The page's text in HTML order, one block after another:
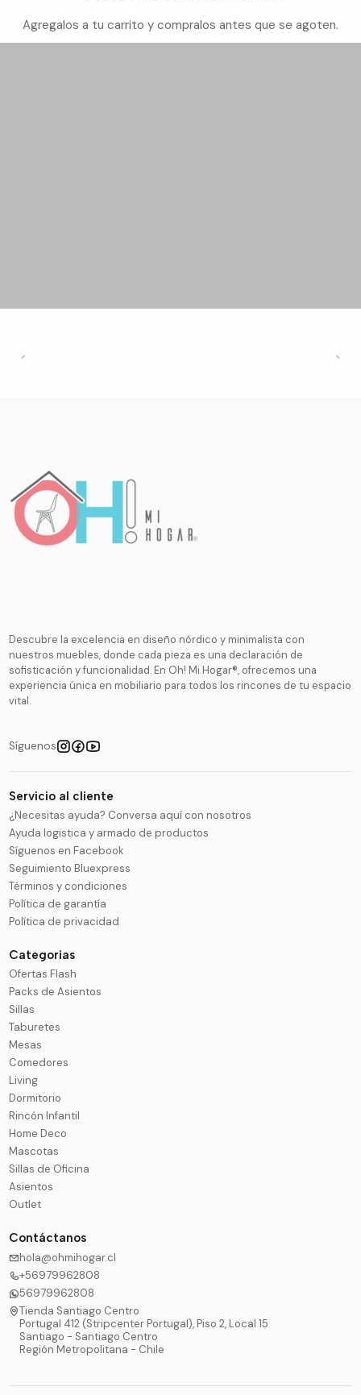
Agregalos a tu carrito y compralos antes que se agoten.
Descubre la excelencia en diseño nórdico y minimalista con
nuestros muebles, donde cada pieza es una declaración de
sofisticación y funcionalidad. En Oh! Mi Hogar®, ofrecemos una
experiencia única en mobiliario para todos los rincones de tu espacio
vital.
Síguenos
Servicio al cliente
¿Necesitas ayuda? Conversa aquí con nosotros
Ayuda logistica y armado de productos
Síguenos en Facebook
Seguimiento Bluexpress
Términos y condiciones
Política de garantía
Política de privacidad
Categorias
Ofertas Flash
Packs de Asientos
Sillas
Taburetes
Mesas
Comedores
Living
Dormitorio
Rincón Infantil
Home Deco
Mascotas
Sillas de Oficina
Asientos
Outlet
Contáctanos
hola@ohmihogar.cl
+56979962808
56979962808
Tienda Santiago Centro
Portugal 412 (Stripcenter Portugal), Piso 2, Local 15
Santiago - Santiago Centro
Región Metropolitana - Chile